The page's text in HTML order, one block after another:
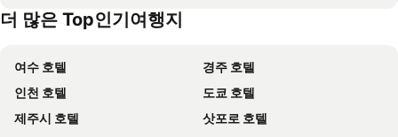
강원도 호텔
더 많은 Top인기여행지
여수 호텔
경주 호텔
인천 호텔
도쿄 호텔
제주시 호텔
삿포로 호텔